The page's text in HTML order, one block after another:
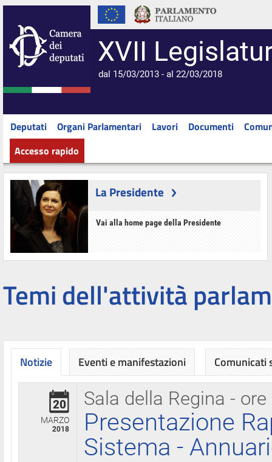
XVII
dal 15/03/2013 - al 22/03/2018
Deputati Organi Parlamentari Lavori Documenti
Accesso rapido
La Presidente
Vai alla home page della Presidente
Temi dell'attività
Notizie
Sala della Regina - ore
20
MARZO
2018
Presentazione
Sistema -
Eventi e manifestazioni Comunicati